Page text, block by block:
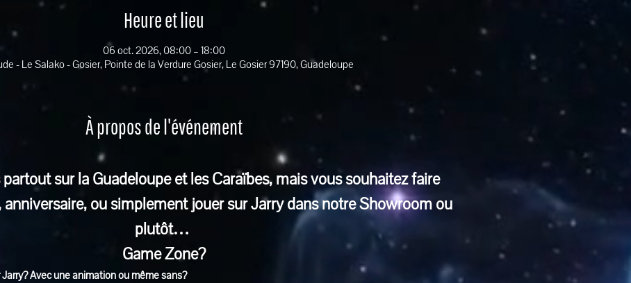
Heure et lieu
06 oct. 2026, 08:00 – 18:00
- Le Salako - Gosier, Pointe de la Verdure Gosier, Le Gosier 97190, Guadeloupe
À propos de l'événement
sur la Guadeloupe et les Caraïbes, mais vous souhaitez faire
ou simplement jouer sur Jarry dans notre Showroom ou
plutôt…
Game Zone?
Avec une animation ou même sans?